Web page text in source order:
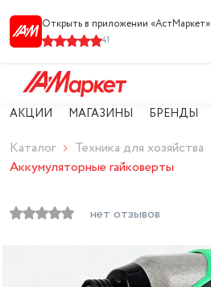
Открыть в приложении «АстМарке‪т‬»
41
АКЦИИ МАГАЗИНЫ БРЕНДЫ
Каталог
Техника для хозяйства
Аккумуляторные гайковерты
нет отзывов